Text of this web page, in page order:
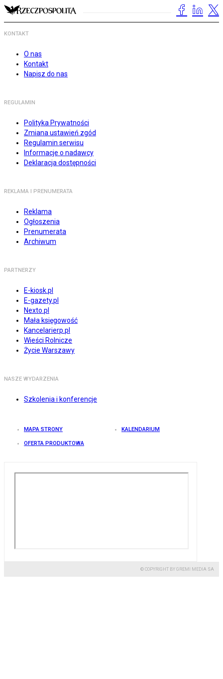
KONTAKT
O nas
Kontakt
Napisz do nas
REGULAMIN
Polityka Prywatności
Zmiana ustawień zgód
Regulamin serwisu
Informacje o nadawcy
Deklaracja dostępności
REKLAMA I PRENUMERATA
Reklama
Ogłoszenia
Prenumerata
Archiwum
PARTNERZY
E-kiosk.pl
E-gazety.pl
Nexto.pl
Mała księgowość
Kancelarierp.pl
Wieści Rolnicze
Życie Warszawy
NASZE WYDARZENIA
Szkolenia i konferencje
MAPA STRONY KALENDARIUM
OFERTA PRODUKTOWA
© COPYRIGHT BY GREMI MEDIA SA